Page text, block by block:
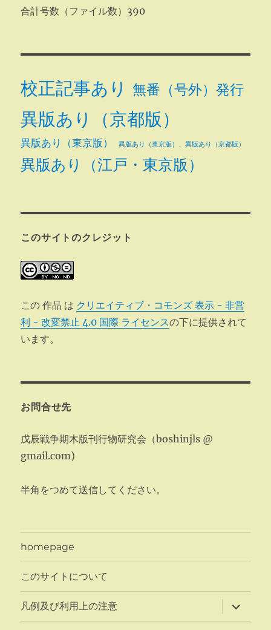
合計号数（ファイル数）390
校正記事あり 無番（号外）発行
異版あり（京都版）
異版あり（東京版） 異版あり（東京版）、異版あり（京都版）
異版あり（江戸・東京版）
このサイトのクレジット
この 作品 は クリエイティブ・コモンズ 表示 - 非営
利 - 改変禁止 4.0 国際 ライセンスの下に提供されて
います。
お問合せ先
戊辰戦争期木版刊行物研究会（boshinjls @
gmail.com)
半角をつめて送信してください。
homepage
このサイトについて
凡例及び利用上の注意
サ
ブ
メ